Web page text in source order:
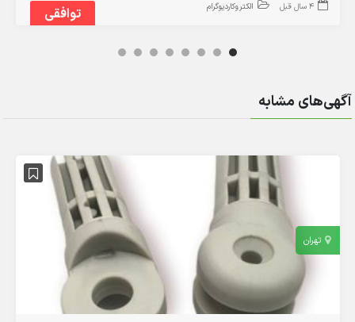
توافقی 4 سال قبل الکتروکاردیوگرام
آگهی‌های مشابه
تهران